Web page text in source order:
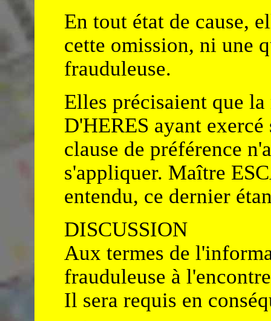
En tout état de cause,
cette omission, ni une
frauduleuse.
Elles précisaient que
D'HERES ayant
clause de préférence
s'appliquer. Maître
entendu, ce dernier
DISCUSSION
Aux termes de
frauduleuse à
Il sera requis en